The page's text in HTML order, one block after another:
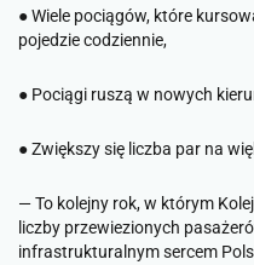
● Wiele pociągów, które
pojedzie codziennie,
● Pociągi ruszą w nowych
● Zwiększy się liczba par na
—To kolejny rok, w którym
liczby przewiezionych
infrastrukturalnym sercem